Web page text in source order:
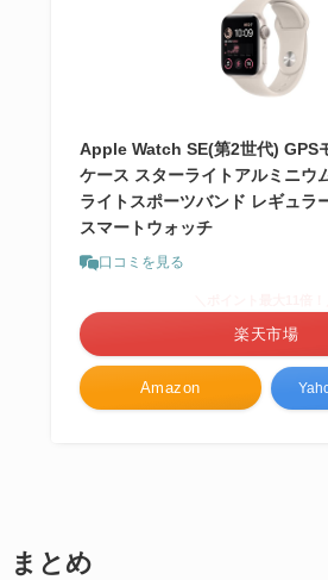
Apple Watch SE(第2世代) GPS
ケース スターライトアルミニウ
ライトスポーツバンド レギュラ
スマートウォッチ
口コミを見る
Amazon
楽天市場
まとめ